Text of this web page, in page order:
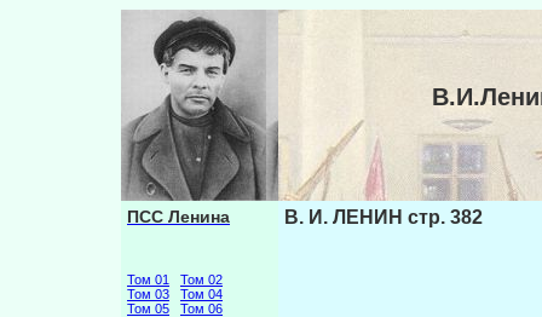
ПСС Ленина
Том 01
Том 02
Том 03
Том 04
Том 05
Том 06
В. И. ЛЕНИН стр. 382